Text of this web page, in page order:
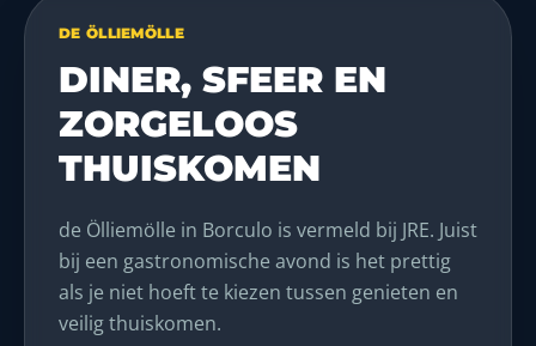
DE ÖLLIEMÖLLE
DINER, SFEER EN
ZORGELOOS
THUISKOMEN
de Ölliemölle in Borculo is vermeld bij JRE. Juist
bij een gastronomische avond is het prettig
als je niet hoeft te kiezen tussen genieten en
veilig thuiskomen.